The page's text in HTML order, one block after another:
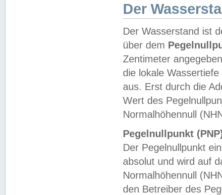
Der
Der Wasserstand ist
über dem
Zentimeter
die lokale
aus. Erst durch die
Wert des
Normalhöhennull
Pegelnullpunkt
Der Pegelnullpunkt
absolut und wird auf
Normalhöhennull
den Betreiber des